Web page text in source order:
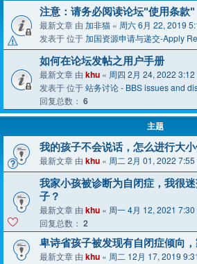
注意：请务必阅读论坛"使用条款"
最新文章 由 加非猫 « 周六 6月 22, 2019
发表于 位于加国资源申请与递交-Apply
如何在论坛发帖之用户手册
最新文章 由 khu « 周四 2月 24, 2022 3:12
发表于 位于站务讨论 - BBS issues and
回复总数： 6
主题
我的孩子不会说话，怎么进行大小
最新文章 由 khu « 周二 2月 01, 2022 7:55
我家小孩被诊断为自闭症，我很
子？
最新文章 由 khu « 周一 4月 12, 2021 7:30
回复总数： 2
卑诗省孩子被发现有自闭症倾向
最新文章 由 khu « 周二 12月 17, 2019